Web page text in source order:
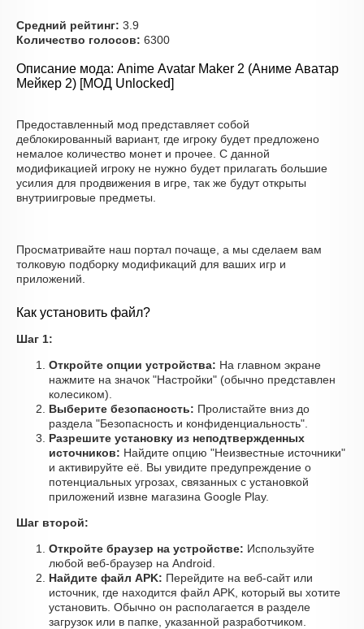
Средний рейтинг: 3.9
Количество голосов: 6300
Описание мода: Anime Avatar Maker 2 (Аниме Аватар
Мейкер 2) [МОД Unlocked]
Предоставленный мод представляет собой
деблокированный вариант, где игроку будет предложено
немалое количество монет и прочее. С данной
модификацией игроку не нужно будет прилагать большие
усилия для продвижения в игре, так же будут открыты
внутриигровые предметы.
Просматривайте наш портал почаще, а мы сделаем вам
толковую подборку модификаций для ваших игр и
приложений.
Как установить файл?
Шаг 1:
Откройте опции устройства: На главном экране
нажмите на значок "Настройки" (обычно представлен
колесиком).
Выберите безопасность: Пролистайте вниз до
раздела "Безопасность и конфиденциальность".
Разрешите установку из неподтвержденных
источников: Найдите опцию "Неизвестные источники"
и активируйте её. Вы увидите предупреждение о
потенциальных угрозах, связанных с установкой
приложений извне магазина Google Play.
Шаг второй:
Откройте браузер на устройстве: Используйте
любой веб-браузер на Android.
Найдите файл APK: Перейдите на веб-сайт или
источник, где находится файл APK, который вы хотите
установить. Обычно он располагается в разделе
загрузок или в папке, указанной разработчиком.